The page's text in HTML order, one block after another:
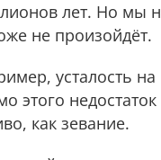
лет. Но мы
не произойдёт.
усталость на
этого недостаток
как зевание.